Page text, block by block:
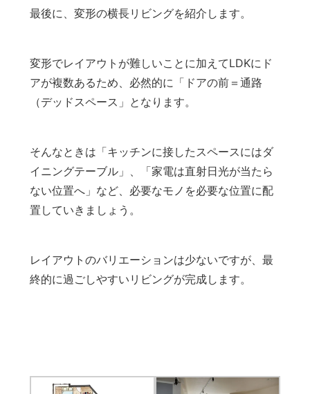
最後に、変形の横長リビングを紹介します。
変形でレイアウトが難しいことに加えてLDKにド
アが複数あるため、必然的に「ドアの前＝通路
（デッドスペース」となります。
そんなときは「キッチンに接したスペースにはダ
イニングテーブル」、「家電は直射日光が当たら
ない位置へ」など、必要なモノを必要な位置に配
置していきましょう。
レイアウトのバリエーションは少ないですが、最
終的に過ごしやすいリビングが完成します。